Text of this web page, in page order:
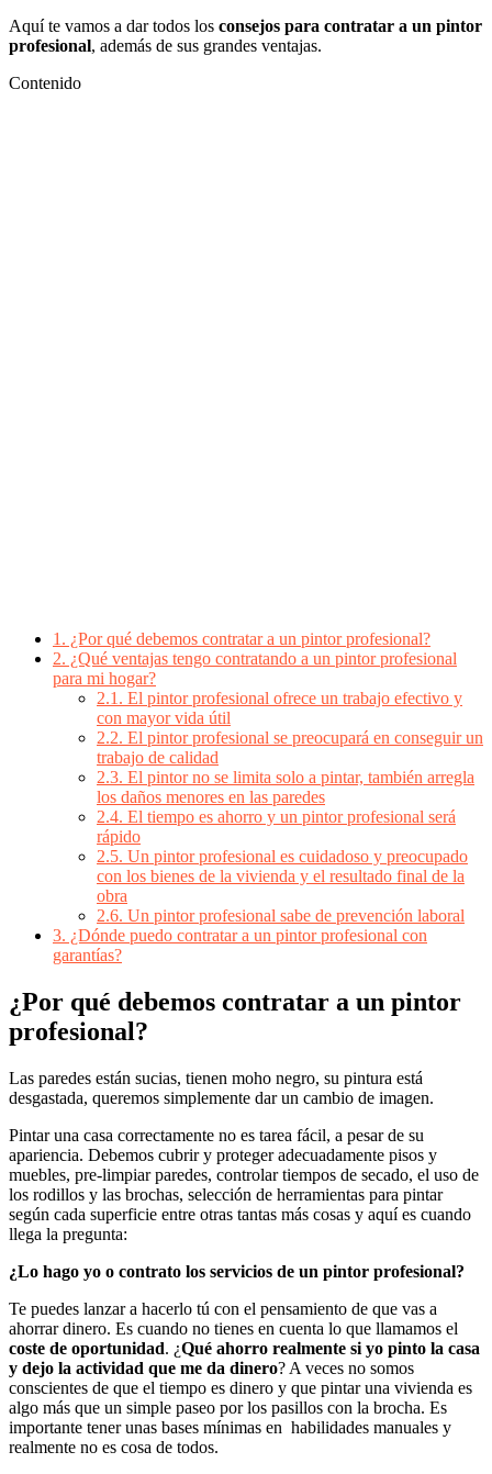
Aquí te vamos a dar todos los consejos para contratar a un pintor
profesional, además de sus grandes ventajas.
Contenido
1. ¿Por qué debemos contratar a un pintor profesional?
2. ¿Qué ventajas tengo contratando a un pintor profesional
para mi hogar?
2.1. El pintor profesional ofrece un trabajo efectivo y
con mayor vida útil
2.2. El pintor profesional se preocupará en conseguir un
trabajo de calidad
2.3. El pintor no se limita solo a pintar, también arregla
los daños menores en las paredes
2.4. El tiempo es ahorro y un pintor profesional será
rápido
2.5. Un pintor profesional es cuidadoso y preocupado
con los bienes de la vivienda y el resultado final de la
obra
2.6. Un pintor profesional sabe de prevención laboral
3. ¿Dónde puedo contratar a un pintor profesional con
garantías?
¿Por qué debemos contratar a un pintor
profesional?
Las paredes están sucias, tienen moho negro, su pintura está
desgastada, queremos simplemente dar un cambio de imagen.
Pintar una casa correctamente no es tarea fácil, a pesar de su
apariencia. Debemos cubrir y proteger adecuadamente pisos y
muebles, pre-limpiar paredes, controlar tiempos de secado, el uso de
los rodillos y las brochas, selección de herramientas para pintar
según cada superficie entre otras tantas más cosas y aquí es cuando
llega la pregunta:
¿Lo hago yo o contrato los servicios de un pintor profesional?
Te puedes lanzar a hacerlo tú con el pensamiento de que vas a
ahorrar dinero. Es cuando no tienes en cuenta lo que llamamos el
coste de oportunidad. ¿Qué ahorro realmente si yo pinto la casa
y dejo la actividad que me da dinero? A veces no somos
conscientes de que el tiempo es dinero y que pintar una vivienda es
algo más que un simple paseo por los pasillos con la brocha. Es
importante tener unas bases mínimas en habilidades manuales y
realmente no es cosa de todos.